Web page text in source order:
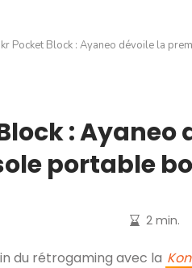
Pocket Block : Ayaneo dévoile la
: Ayaneo
portable
2 min.
du rétrogaming avec la